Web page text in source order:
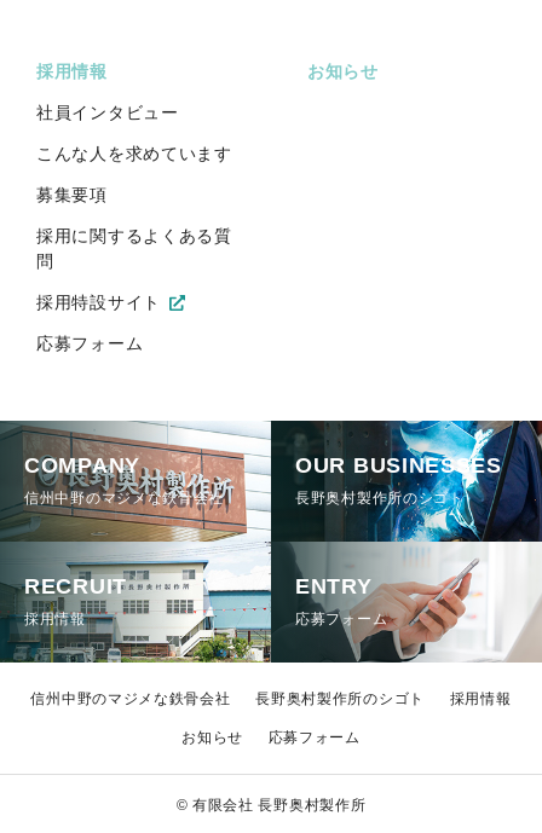
採用情報
社員インタビュー
こんな人を求めています
募集要項
採用に関するよくある質
問
採用特設サイト
応募フォーム
お知らせ
COMPANY
信州中野のマジメな鉄骨会社
OUR BUSINESSES
長野奥村製作所のシゴト
RECRUIT
採用情報
ENTRY
応募フォーム
信州中野のマジメな鉄骨会社 長野奥村製作所のシゴト 採用情報
お知らせ 応募フォーム
© 有限会社 長野奥村製作所